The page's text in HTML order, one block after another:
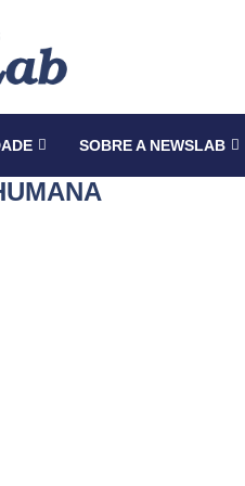
SOBRE A NEWSLAB